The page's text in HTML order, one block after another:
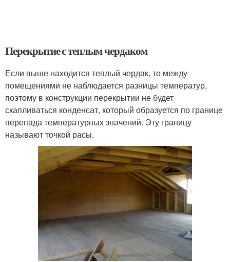
Перекрытие с теплым чердаком
Если выше находится теплый чердак, то между
помещениями не наблюдается разницы температур,
поэтому в конструкции перекрытии не будет
скапливаться конденсат, который образуется по границе
перепада температурных значений. Эту границу
называют точкой расы.